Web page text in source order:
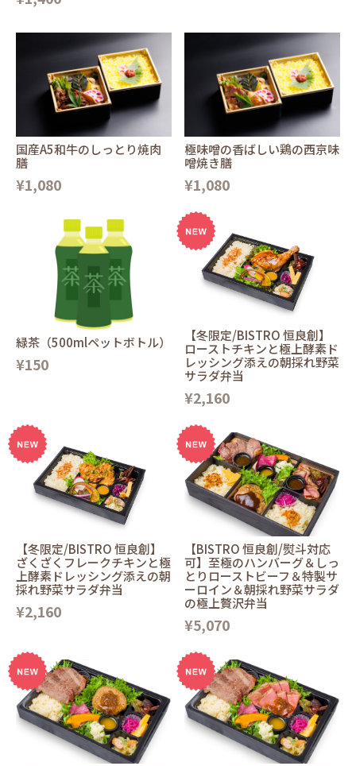
国産A5和牛のしっとり焼肉
膳
¥1,080
極味噌の香ばしい鶏の西京味
噌焼き膳
¥1,080
緑茶（500mlペットボトル）
¥150
【冬限定/BISTRO 恒良創】
ローストチキンと極上酵素ド
レッシング添えの朝採れ野菜
サラダ弁当
¥2,160
【冬限定/BISTRO 恒良創】
ざくざくフレークチキンと極
上酵素ドレッシング添えの朝
採れ野菜サラダ弁当
¥2,160
【BISTRO 恒良創/熨斗対応
可】至極のハンバーグ＆しっ
とりローストビーフ＆特製サ
ーロイン＆朝採れ野菜サラダ
の極上贅沢弁当
¥5,070